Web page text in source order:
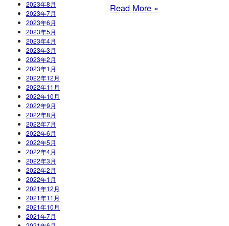
2023年8月
2023年7月
2023年6月
2023年5月
2023年4月
2023年3月
2023年2月
2023年1月
2022年12月
2022年11月
2022年10月
2022年9月
2022年8月
2022年7月
2022年6月
2022年5月
2022年4月
2022年3月
2022年2月
2022年1月
2021年12月
2021年11月
2021年10月
2021年7月
Read More »